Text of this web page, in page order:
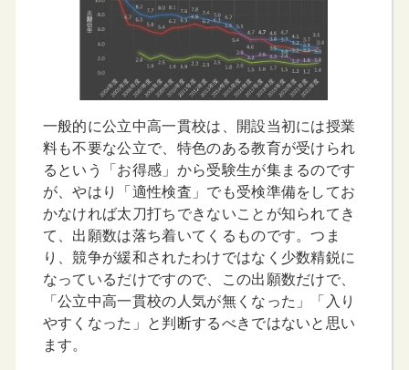
一般的に公立中高一貫校は、開設当初には授業
料も不要な公立で、特色のある教育が受けられ
るという「お得感」から受験生が集まるのです
が、やはり「適性検査」でも受検準備をしてお
かなければ太刀打ちできないことが知られてき
て、出願数は落ち着いてくるものです。つま
り、競争が緩和されたわけではなく少数精鋭に
なっているだけですので、この出願数だけで、
「公立中高一貫校の人気が無くなった」「入り
やすくなった」と判断するべきではないと思い
ます。